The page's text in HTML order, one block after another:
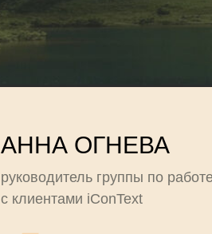
АННА ОГНЕВА
руководитель группы по
с клиентами iConText